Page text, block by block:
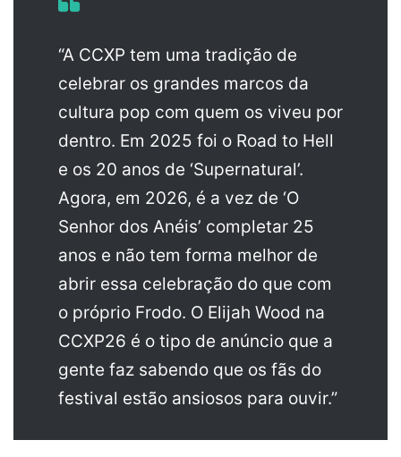
“A CCXP tem uma tradição de
celebrar os grandes marcos da
cultura pop com quem os viveu por
dentro. Em 2025 foi o Road to Hell
e os 20 anos de ‘Supernatural’.
Agora, em 2026, é a vez de ‘O
Senhor dos Anéis’ completar 25
anos e não tem forma melhor de
abrir essa celebração do que com
o próprio Frodo. O Elijah Wood na
CCXP26 é o tipo de anúncio que a
gente faz sabendo que os fãs do
festival estão ansiosos para ouvir.”